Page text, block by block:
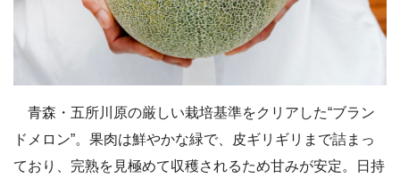
青森・五所川原の厳しい栽培基準をクリアした“ブラン
ドメロン”。果肉は鮮やかな緑で、皮ギリギリまで詰まっ
ており、完熟を見極めて収穫されるため甘みが安定。日持